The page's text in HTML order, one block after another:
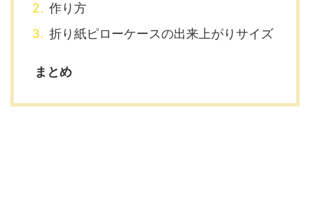
作り方
折り紙ピローケースの出来上がりサイズ
まとめ